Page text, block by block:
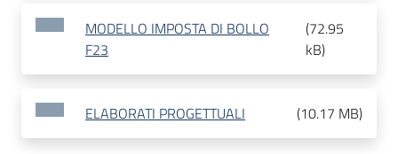
MODELLO IMPOSTA DI BOLLO
F23
(72.95
kB)
ELABORATI PROGETTUALI (10.17 MB)